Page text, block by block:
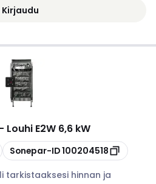
Kirjaudu
E2W 6,6 kW
Kopioi
Sonepar-ID100204518
tarkistaaksesi hinnan ja